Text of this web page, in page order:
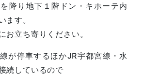
降り地下１階ドン・キホーテ内
ます。
お立ち寄りください。
が停車するほかJR宇都宮線・水
続しているので